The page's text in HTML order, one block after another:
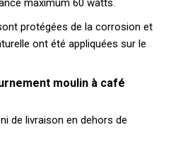
maximum 60 watts.
protégées de la corrosion et
ont été appliquées sur le
moulin à café
de livraison en dehors de